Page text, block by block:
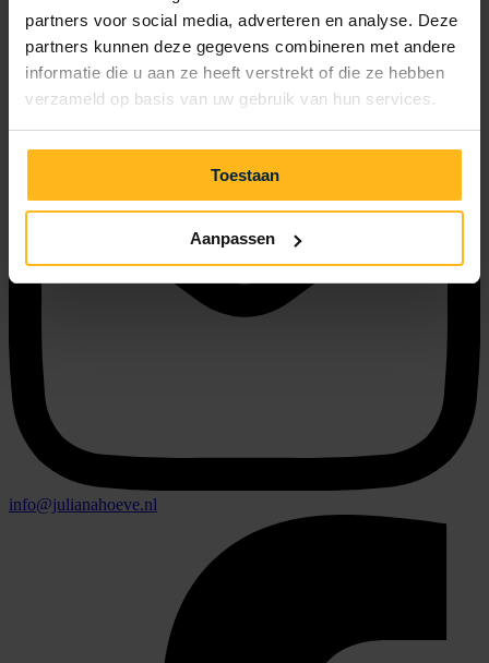
partners voor social media, adverteren en analyse. Deze
partners kunnen deze gegevens combineren met andere
informatie die u aan ze heeft verstrekt of die ze hebben
verzameld op basis van uw gebruik van hun services.
Toestaan
Aanpassen
Hoogenboomlaan 42
Renesse 4325 DM
Planifier l'itinéraire
info@julianahoeve.nl